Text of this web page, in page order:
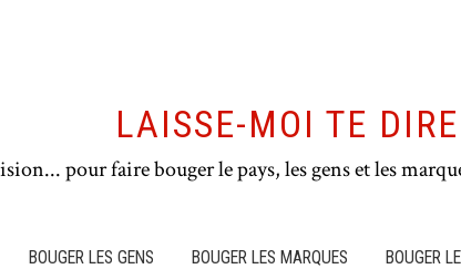
LAISSE-MOI TE DIRE
pour faire bouger le pays, les gens et les
BOUGER LES GENS BOUGER LES MARQUES BOUGER